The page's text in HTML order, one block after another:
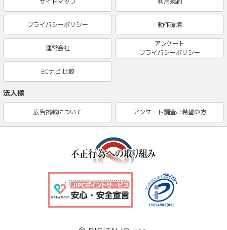
プライバシーポリシー 動作環境
運営会社
アンケート
プライバシーポリシー
ECナビ 比較
法人様
広告掲載について アンケート調査ご希望の方